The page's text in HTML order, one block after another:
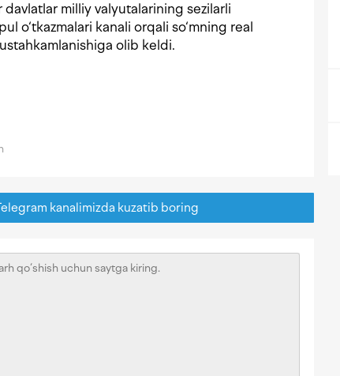
milliy valyutalarining sezilarli
o‘tkazmalari kanali orqali so‘mning real
olib keldi.
kanalimizda kuzatib boring